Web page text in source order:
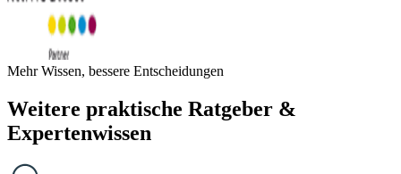
Mehr Wissen, bessere Entscheidungen
Weitere praktische Ratgeber &
Expertenwissen